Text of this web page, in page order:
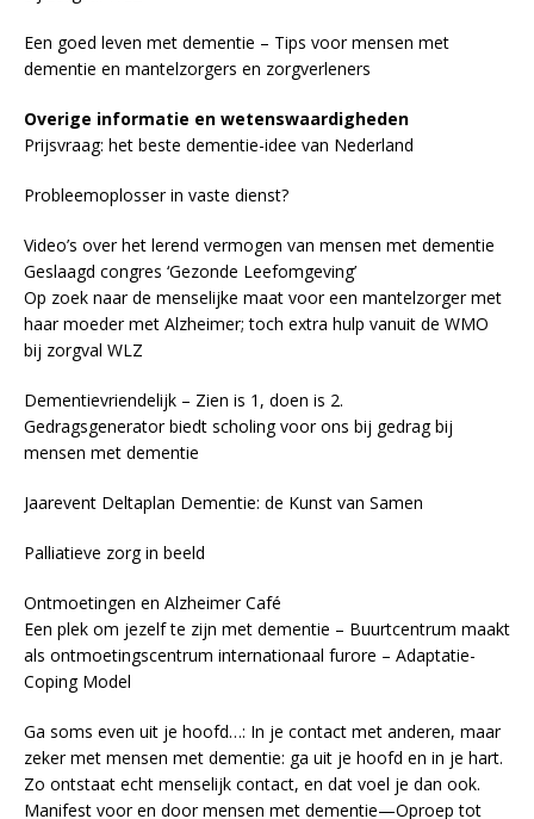
Een goed leven met dementie – Tips voor mensen met
dementie en mantelzorgers en zorgverleners
Overige informatie en wetenswaardigheden
Prijsvraag: het beste dementie-idee van Nederland
Probleemoplosser in vaste dienst?
Video’s over het lerend vermogen van mensen met dementie
Geslaagd congres ‘Gezonde Leefomgeving’
Op zoek naar de menselijke maat voor een mantelzorger met
haar moeder met Alzheimer; toch extra hulp vanuit de WMO
bij zorgval WLZ
Dementievriendelijk – Zien is 1, doen is 2.
Gedragsgenerator biedt scholing voor ons bij gedrag bij
mensen met dementie
Jaarevent Deltaplan Dementie: de Kunst van Samen
Palliatieve zorg in beeld
Ontmoetingen en Alzheimer Café
Een plek om jezelf te zijn met dementie – Buurtcentrum maakt
als ontmoetingscentrum internationaal furore – Adaptatie-
Coping Model
Ga soms even uit je hoofd…: In je contact met anderen, maar
zeker met mensen met dementie: ga uit je hoofd en in je hart.
Zo ontstaat echt menselijk contact, en dat voel je dan ook.
Manifest voor en door mensen met dementie—Oproep tot